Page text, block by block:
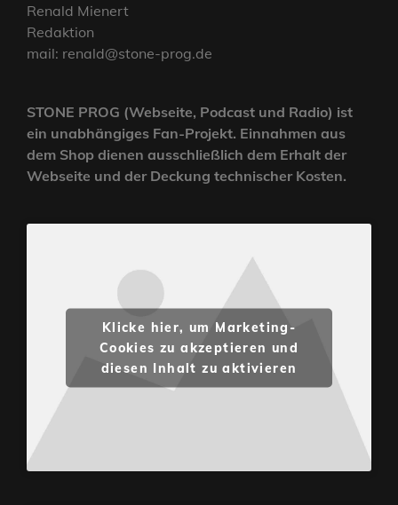
Renald Mienert
Redaktion
mail: renald@stone-prog.de
STONE PROG (Webseite, Podcast und Radio) ist
ein unabhängiges Fan-Projekt. Einnahmen aus
dem Shop dienen ausschließlich dem Erhalt der
Webseite und der Deckung technischer Kosten.
Klicke hier, um Marketing-
Cookies zu akzeptieren und
diesen Inhalt zu aktivieren